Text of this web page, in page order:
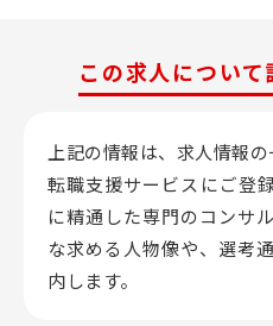
この求人につい
上記の情報は、求人情報の
転職支援サービスにご登
に精通した専門のコンサ
な求める人物像や、選考
内します。